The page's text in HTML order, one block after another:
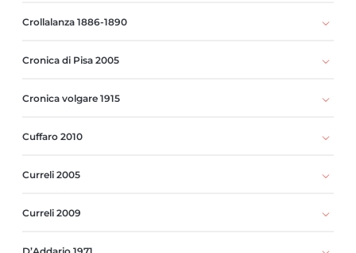
Crollalanza 1886-1890
Cronica di Pisa 2005
Cronica volgare 1915
Cuffaro 2010
Curreli 2005
Curreli 2009